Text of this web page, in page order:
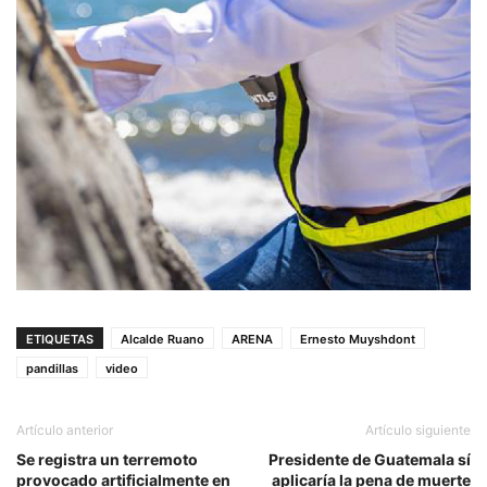
ETIQUETAS Alcalde Ruano ARENA
Ernesto Muyshdont
pandillas
video
Artículo anterior
Se registra un terremoto
provocado artificialmente en
Artículo siguiente
Presidente de Guatemala sí
aplicaría la pena de muerte